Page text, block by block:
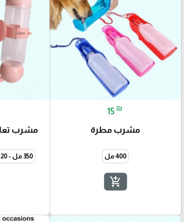
15 ₪
مشرب مطرة
400 مل
add_shopping_cart
مشرب
350 مل - 20 سم